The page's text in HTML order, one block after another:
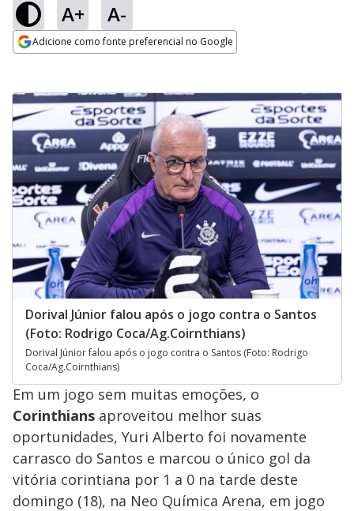
A+ A-
Adicione como fonte preferencial no Google
Dorival Júnior falou após o jogo contra o Santos
(Foto: Rodrigo Coca/Ag.Coirnthians)
Dorival Júnior falou após o jogo contra o Santos (Foto: Rodrigo
Coca/Ag.Coirnthians)
Em um jogo sem muitas emoções, o
Corinthians aproveitou melhor suas
oportunidades, Yuri Alberto foi novamente
carrasco do Santos e marcou o único gol da
vitória corintiana por 1 a 0 na tarde deste
domingo (18), na Neo Química Arena, em jogo